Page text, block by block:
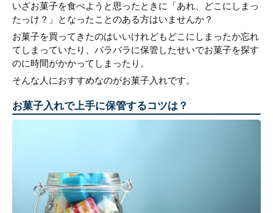
いざお菓子を食べようと思ったときに「あれ、どこにしまっ
たっけ？」となったことのある方はいませんか？
お菓子を買ってきたのはいいけれどもどこにしまったか忘れ
てしまっていたり、バラバラに保管したせいでお菓子を探す
のに時間がかかってしまったり。
そんな人におすすめなのがお菓子入れです。
お菓子入れで上手に保管するコツは？